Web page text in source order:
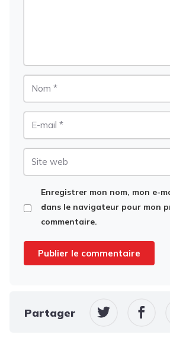
Enregistrer mon nom, mon e-
dans le navigateur pour mon
commentaire.
Partager